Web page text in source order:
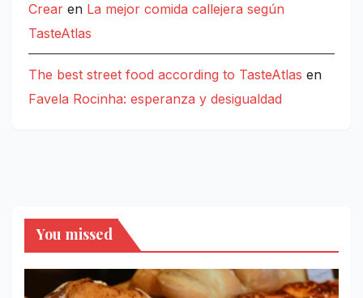
Crear en La mejor comida callejera según
TasteAtlas
The best street food according to TasteAtlas en
Favela Rocinha: esperanza y desigualdad
You missed